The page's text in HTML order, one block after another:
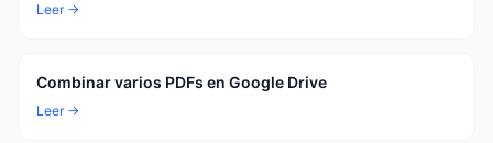
Leer →
Combinar varios PDFs en Google Drive
Leer →